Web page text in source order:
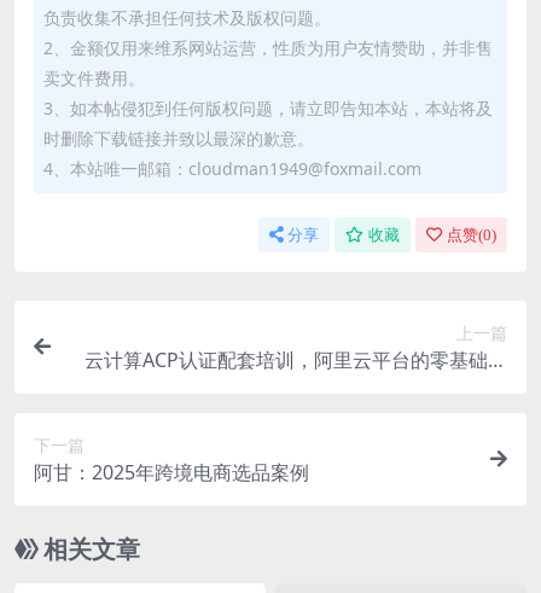
负责收集不承担任何技术及版权问题。
2、金额仅用来维系网站运营，性质为用户友情赞助，并非售
卖文件费用。
3、如本帖侵犯到任何版权问题，请立即告知本站，本站将及
时删除下载链接并致以最深的歉意。
4、本站唯一邮箱：cloudman1949@foxmail.com
分享 收藏 点赞(0)
上一篇
云计算ACP认证配套培训，阿里云平台的零基础入
下一篇
阿甘：2025年跨境电商选品案例
相关文章